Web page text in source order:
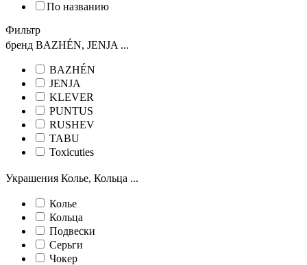
По названию
Фильтр
бренд BAZHÉN, JENJA ...
BAZHÉN
JENJA
KLEVER
PUNTUS
RUSHEV
TABU
Toxicuties
Украшения Колье, Кольца ...
Колье
Кольца
Подвески
Серьги
Чокер